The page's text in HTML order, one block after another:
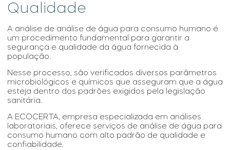
Qualidade
A análise de análise de água para consumo humano é
um procedimento fundamental para garantir a
segurança e qualidade da água fornecida à
população.
Nesse processo, são verificados diversos parâmetros
microbiológicos e químicos que asseguram que a água
esteja dentro dos padrões exigidos pela legislação
sanitária.
A ECOCERTA, empresa especializada em análises
laboratoriais, oferece serviços de análise de água para
consumo humano com alto padrão de qualidade e
confiabilidade.